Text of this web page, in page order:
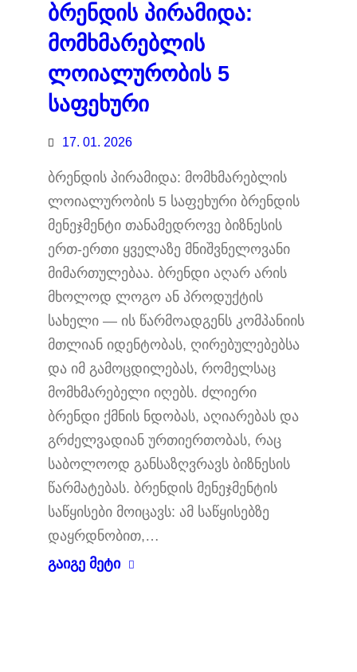
ბრენდის პირამიდა:
მომხმარებლის
ლოიალურობის 5
საფეხური
17. 01. 2026
ბრენდის პირამიდა: მომხმარებლის
ლოიალურობის 5 საფეხური ბრენდის
მენეჯმენტი თანამედროვე ბიზნესის
ერთ-ერთი ყველაზე მნიშვნელოვანი
მიმართულებაა. ბრენდი აღარ არის
მხოლოდ ლოგო ან პროდუქტის
სახელი — ის წარმოადგენს კომპანიის
მთლიან იდენტობას, ღირებულებებსა
და იმ გამოცდილებას, რომელსაც
მომხმარებელი იღებს. ძლიერი
ბრენდი ქმნის ნდობას, აღიარებას და
გრძელვადიან ურთიერთობას, რაც
საბოლოოდ განსაზღვრავს ბიზნესის
წარმატებას. ბრენდის მენეჯმენტის
საწყისები მოიცავს: ამ საწყისებზე
დაყრდნობით,…
გაიგე მეტი